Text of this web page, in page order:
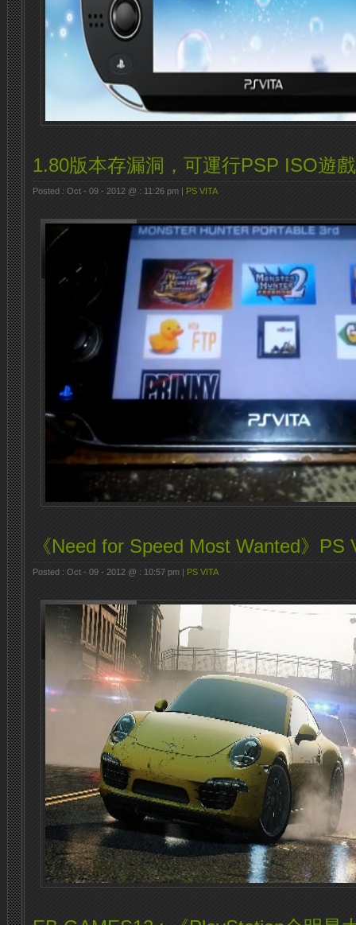
1.80版本存漏洞，可運行PSP ISO遊戲
Posted : Oct - 09 - 2012 @ : 11:26 pm | PS VITA
《Need for Speed Most Wanted》PS
Posted : Oct - 09 - 2012 @ : 10:57 pm | PS VITA